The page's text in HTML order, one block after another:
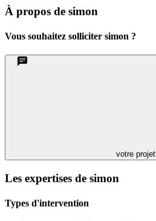
À propos de simon
Vous souhaitez solliciter simon ?
votre projet
Les expertises de simon
Types d'intervention